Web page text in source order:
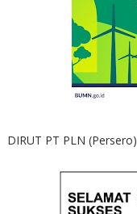
DIRUT PT PLN (Persero)